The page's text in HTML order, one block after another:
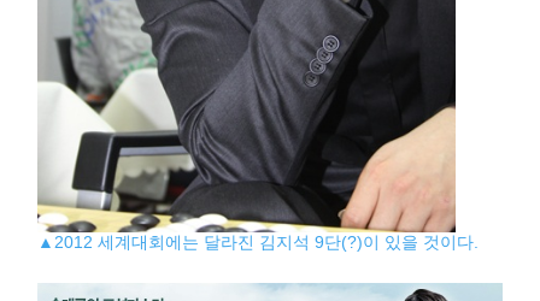
▲2012 세계대회에는 달라진 김지석 9단(?)이 있을 것이다.